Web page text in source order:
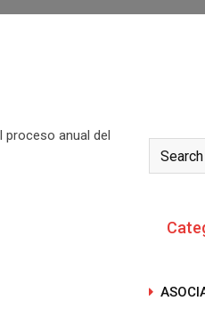
proceso anual del